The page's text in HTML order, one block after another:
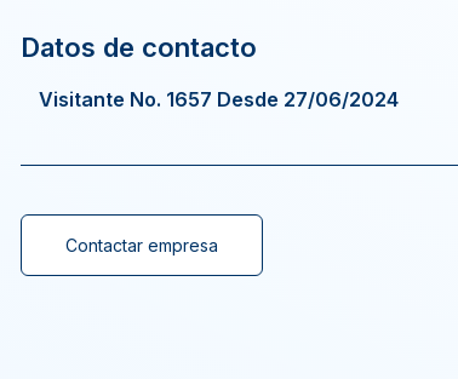
Visitante No. 1657 Desde 27/06/2024
Contactar empresa